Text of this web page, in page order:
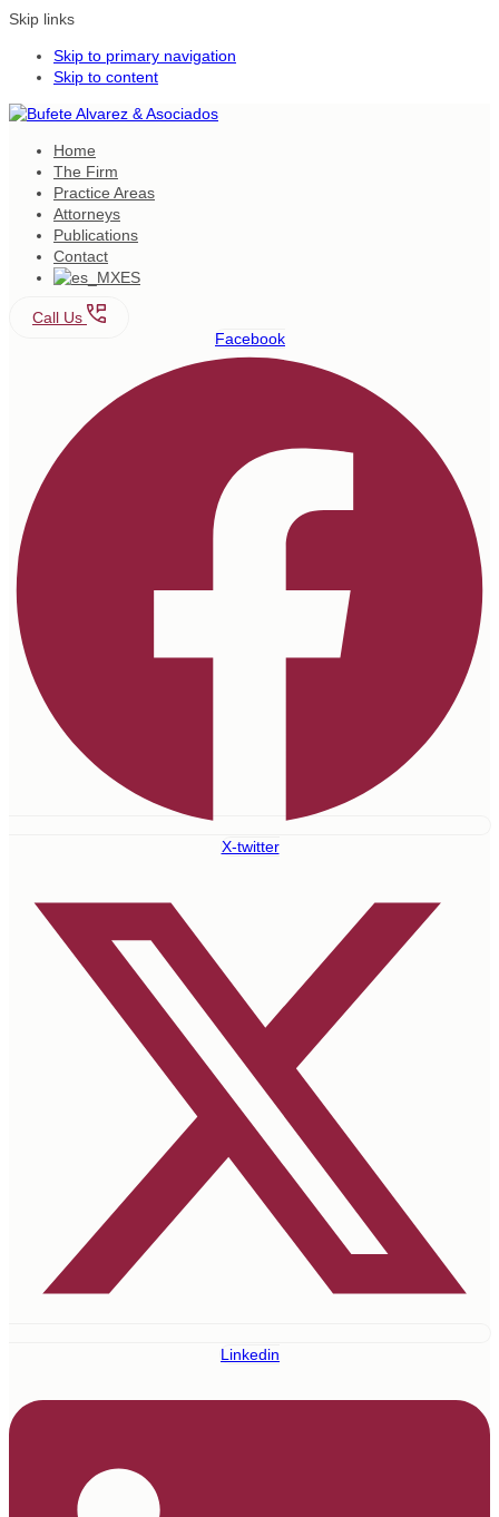
Skip links
Skip to primary navigation
Skip to content
Home
The Firm
Practice Areas
Attorneys
Publications
Contact
ES
Call Us
Facebook
X-twitter
Linkedin